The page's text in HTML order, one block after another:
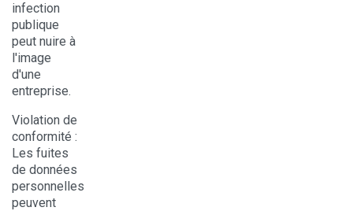
infection
publique
peut nuire à
l'image
d'une
entreprise.
Violation de
conformité :
Les fuites
de données
personnelles
peuvent